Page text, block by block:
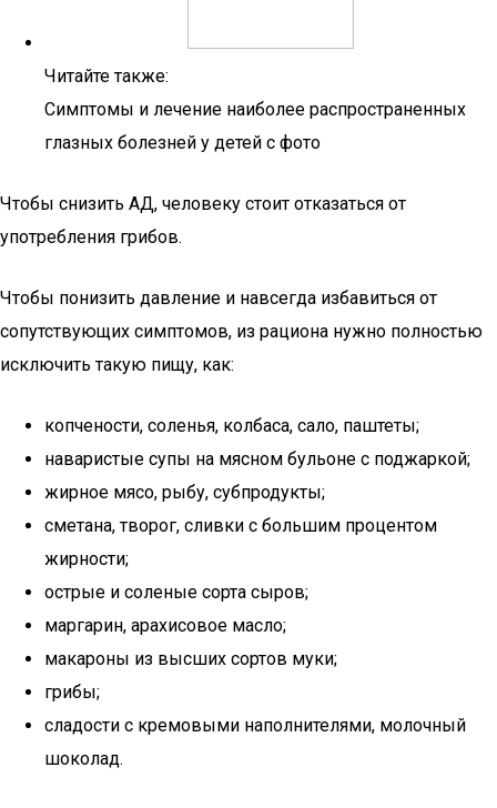
Читайте также:
Симптомы и лечение наиболее распространенных
глазных болезней у детей с фото
Чтобы снизить АД, человеку стоит отказаться от
употребления грибов.
Чтобы понизить давление и навсегда избавиться от
сопутствующих симптомов, из рациона нужно полностью
исключить такую пищу, как:
копчености, соленья, колбаса, сало, паштеты;
наваристые супы на мясном бульоне с поджаркой;
жирное мясо, рыбу, субпродукты;
сметана, творог, сливки с большим процентом
жирности;
острые и соленые сорта сыров;
маргарин, арахисовое масло;
макароны из высших сортов муки;
грибы;
сладости с кремовыми наполнителями, молочный
шоколад.